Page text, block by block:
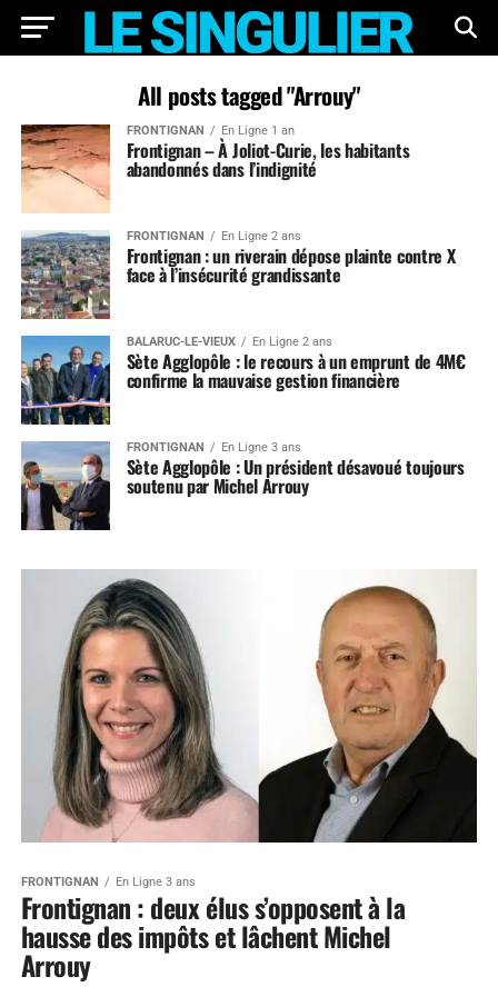
All posts tagged "Arrouy"
FRONTIGNAN En Ligne 1 an
Frontignan – À Joliot-Curie, les habitants
abandonnés dans l’indignité
FRONTIGNAN En Ligne 2 ans
Frontignan : un riverain dépose plainte contre X
face à l’insécurité grandissante
BALARUC-LE-VIEUX En Ligne 2 ans
Sète Agglopôle : le recours à un emprunt de 4M€
confirme la mauvaise gestion financière
FRONTIGNAN En Ligne 3 ans
Sète Agglopôle : Un président désavoué toujours
soutenu par Michel Arrouy
FRONTIGNAN En Ligne 3 ans
Frontignan : deux élus s’opposent à la
hausse des impôts et lâchent Michel
Arrouy